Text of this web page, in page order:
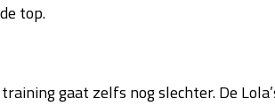
top.
gaat zelfs nog slechter. De